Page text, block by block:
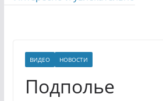
ВИДЕО НОВОСТИ
Подполье